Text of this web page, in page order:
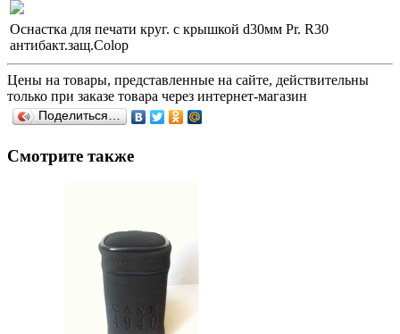
Оснастка для печати круг. с крышкой d30мм Pr. R30
антибакт.защ.Colop
Цены на товары, представленные на сайте, действительны
только при заказе товара через интернет-магазин
Поделиться…
Смотрите также